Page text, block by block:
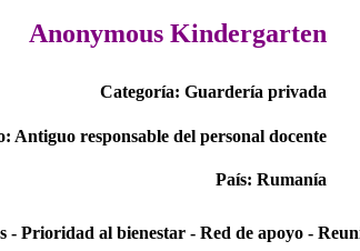
Anonymous Kindergarten
Categoría: Guardería privada
Antiguo responsable del personal docente
País: Rumanía
- Prioridad al bienestar - Red de apoyo -